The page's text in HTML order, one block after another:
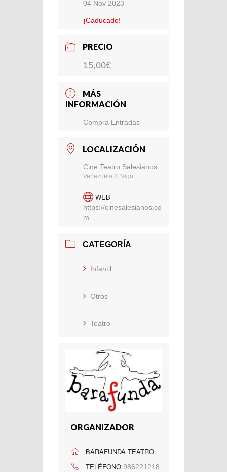
04 Nov 2023
¡Caducado!
PRECIO
15,00€
MÁS
INFORMACIÓN
Compra Entradas
LOCALIZACIÓN
Cine Teatro Salesianos
Venezuela 3, Vigo
WEB
https://cinesalesianos.co
m
CATEGORÍA
Infantil
Otros
Teatro
ORGANIZADOR
BARAFUNDA TEATRO
TELÉFONO 986221218